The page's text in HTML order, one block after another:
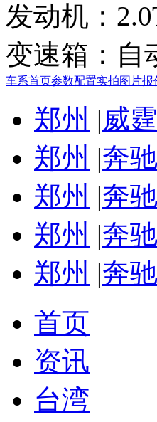
发动机：
变速箱： 自
车系首页参数配置实拍图片报
郑州 |威
郑州 |奔
郑州 |奔
郑州 |奔
郑州 |奔
首页
资讯
台湾